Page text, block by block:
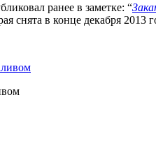
ранее в заметке: “
снята в конце декабря 2013